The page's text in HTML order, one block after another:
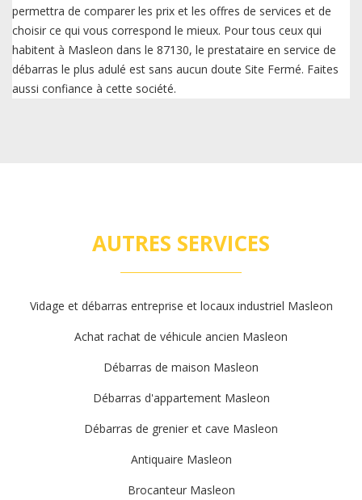
permettra de comparer les prix et les offres de services et de
choisir ce qui vous correspond le mieux. Pour tous ceux qui
habitent à Masleon dans le 87130, le prestataire en service de
débarras le plus adulé est sans aucun doute Site Fermé. Faites
aussi confiance à cette société.
AUTRES SERVICES
Vidage et débarras entreprise et locaux industriel Masleon
Achat rachat de véhicule ancien Masleon
Débarras de maison Masleon
Débarras d'appartement Masleon
Débarras de grenier et cave Masleon
Antiquaire Masleon
Brocanteur Masleon